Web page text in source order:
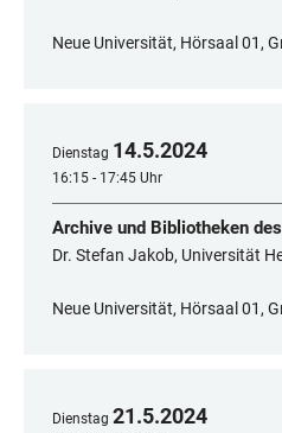
Neue Universität, Hörsaal 01,
Dienstag 14.5.2024
16:15 - 17:45 Uhr
Archive und Bibliotheken
Dr. Stefan Jakob, Universität
Neue Universität, Hörsaal 01,
Dienstag 21.5.2024